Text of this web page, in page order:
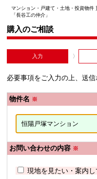
マンション・戸建て・土地・投資物件
「長谷工の仲介」
購入のご相談
入力
必要事項をご入力の上、送信
物件名 ※
お問い合わせの内容 ※
現地を見たい・案内